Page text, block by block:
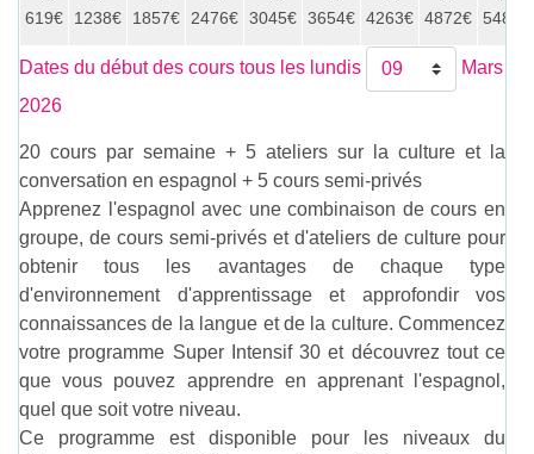
619€ 1238€ 1857€ 2476€ 3045€ 3654€ 4263€ 4872€ 5481€
Dates du début des cours tous les lundis
Mars
2026
20 cours par semaine + 5 ateliers sur la culture et la
conversation en espagnol + 5 cours semi-privés
Apprenez l'espagnol avec une combinaison de cours en
groupe, de cours semi-privés et d'ateliers de culture pour
obtenir tous les avantages de chaque type
d'environnement d'apprentissage et approfondir vos
connaissances de la langue et de la culture. Commencez
votre programme Super Intensif 30 et découvrez tout ce
que vous pouvez apprendre en apprenant l'espagnol,
quel que soit votre niveau.
Ce programme est disponible pour les niveaux du